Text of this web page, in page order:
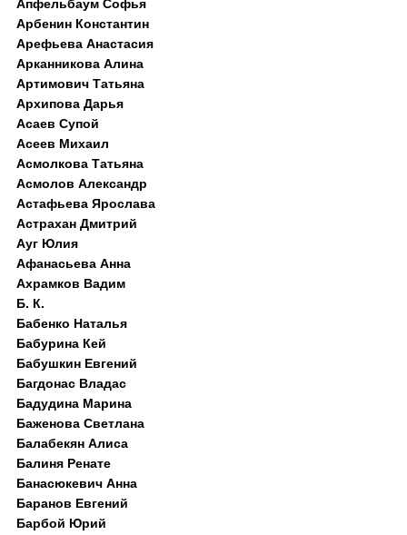
Апфельбаум Софья
Арбенин Константин
Арефьева Анастасия
Арканникова Алина
Артимович Татьяна
Архипова Дарья
Асаев Супой
Асеев Михаил
Асмолкова Татьяна
Асмолов Александр
Астафьева Ярослава
Астрахан Дмитрий
Ауг Юлия
Афанасьева Анна
Ахрамков Вадим
Б. К.
Бабенко Наталья
Бабурина Кей
Бабушкин Евгений
Багдонас Владас
Бадудина Марина
Баженова Светлана
Балабекян Алиса
Балиня Ренате
Банасюкевич Анна
Баранов Евгений
Барбой Юрий